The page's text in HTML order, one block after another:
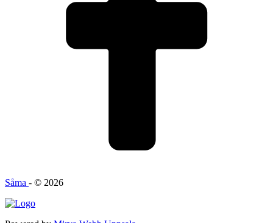
Såma - © 2026